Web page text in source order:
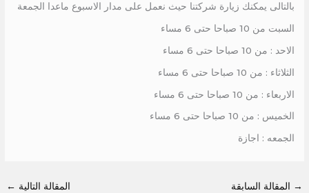
بالتالى يمكنك زيارة شركتنا حيث نعمل على مدار الاسبوع ماعدا الجمعة
السبت من 10 صباحا حتى 6 مساء
الاحد : من 10 صباحا حتى 6 مساء
الثلاثاء : من 10 صباحا حتى 6 مساء
الاربعاء : من 10 صباحا حتى 6 مساء
الخميس : من 10 صباحا حتى 6 مساء
الجمعه : اجازة
→ المقالة السابقة المقالة التالية ←